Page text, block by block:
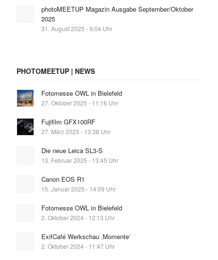
photoMEETUP Magazin Ausgabe September/Oktober
2025
31. August 2025 - 9:04 Uhr
PHOTOMEETUP | NEWS
Fotomesse OWL in Bielefeld
27. Oktober 2025 - 11:16 Uhr
Fujifilm GFX100RF
27. März 2025 - 13:38 Uhr
Die neue Leica SL3-S
13. Februar 2025 - 13:45 Uhr
Canon EOS R1
15. Januar 2025 - 14:09 Uhr
Fotomesse OWL in Bielefeld
2. Oktober 2024 - 12:13 Uhr
ExifCafé Werkschau ‚Momente‘
2. Oktober 2024 - 11:47 Uhr